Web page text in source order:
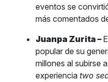
eventos se
más comentados
Juanpa Zurita –
popular de su
millones al subirse
experiencia two